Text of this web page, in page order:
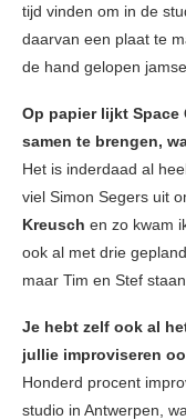
tijd vinden om in de
daarvan een plaat te
de hand gelopen
Op papier lijkt Space
samen te brengen,
Het is inderdaad al
viel Simon Segers uit
Kreusch en zo kwam
ook al met drie
maar Tim en Stef
Je hebt zelf ook al
jullie improviseren
Honderd procent
studio in Antwerpen,